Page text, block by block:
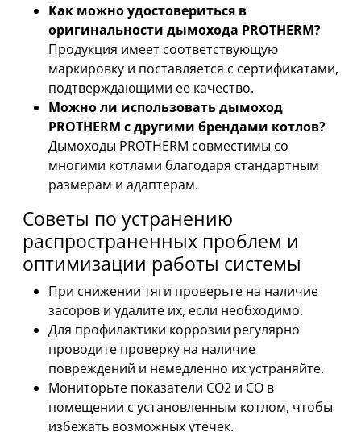
Как можно удостовериться в
оригинальности дымохода PROTHERM?
Продукция имеет соответствующую
маркировку и поставляется с сертификатами,
подтверждающими ее качество.
Можно ли использовать дымоход
PROTHERM с другими брендами котлов?
Дымоходы PROTHERM совместимы со
многими котлами благодаря стандартным
размерам и адаптерам.
Советы по устранению
распространенных проблем и
оптимизации работы системы
При снижении тяги проверьте на наличие
засоров и удалите их, если необходимо.
Для профилактики коррозии регулярно
проводите проверку на наличие
повреждений и немедленно их устраняйте.
Мониторьте показатели CO2 и CO в
помещении с установленным котлом, чтобы
избежать возможных утечек.